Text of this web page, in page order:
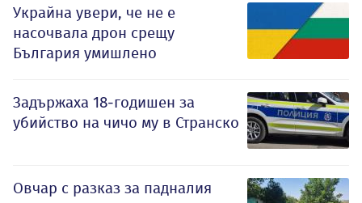
Украйна увери, че не е
насочвала дрон срещу
България умишлено
Задържаха 18-годишен за
убийство на чичо му в Странско
Овчар с разказ за падналия